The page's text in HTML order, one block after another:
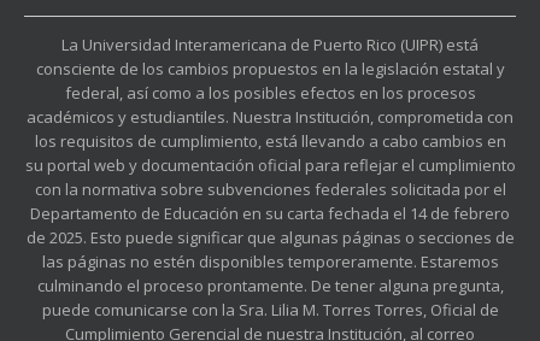
La Universidad Interamericana de Puerto Rico (UIPR) está
consciente de los cambios propuestos en la legislación estatal y
federal, así como a los posibles efectos en los procesos
académicos y estudiantiles. Nuestra Institución, comprometida con
los requisitos de cumplimiento, está llevando a cabo cambios en
su portal web y documentación oficial para reflejar el cumplimiento
con la normativa sobre subvenciones federales solicitada por el
Departamento de Educación en su carta fechada el 14 de febrero
de 2025. Esto puede significar que algunas páginas o secciones de
las páginas no estén disponibles temporeramente. Estaremos
culminando el proceso prontamente. De tener alguna pregunta,
puede comunicarse con la Sra. Lilia M. Torres Torres, Oficial de
Cumplimiento Gerencial de nuestra Institución, al correo